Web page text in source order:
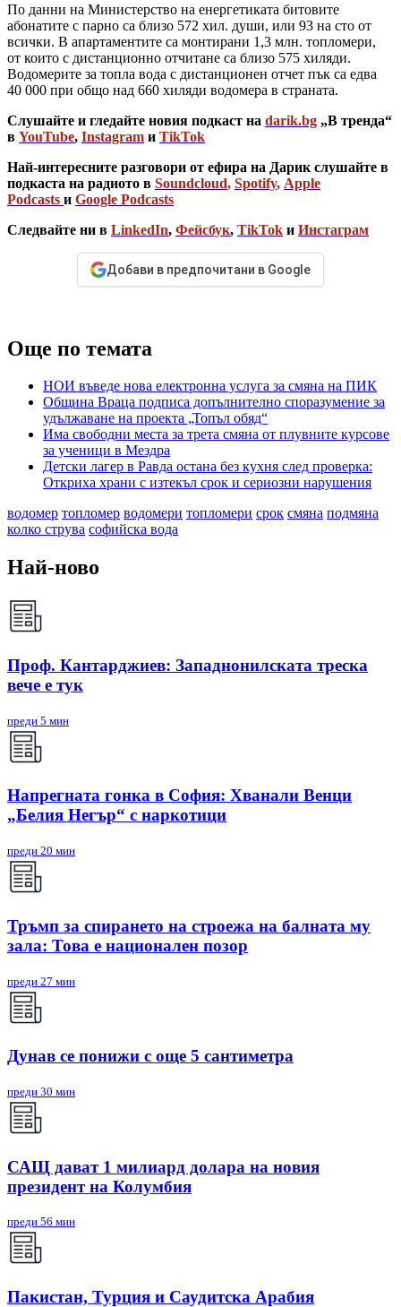
По данни на Министерство на енергетиката битовите
абонатите с парно са близо 572 хил. души, или 93 на сто от
всички. В апартаментите са монтирани 1,3 млн. топломери,
от които с дистанционно отчитане са близо 575 хиляди.
Водомерите за топла вода с дистанционен отчет пък са едва
40 000 при общо над 660 хиляди водомера в страната.
Слушайте и гледайте новия подкаст на darik.bg „В тренда“
в YouTube, Instagram и TikTok
Най-интересните разговори от ефира на Дарик слушайте в
подкаста на радиото в Soundcloud, Spotify, Apple
Podcasts и Google Podcasts
Следвайте ни в LinkedIn, Фейсбук, TikTok и Инстаграм
Добави в предпочитани в Google
Още по темата
НОИ въведе нова електронна услуга за смяна на ПИК
Община Враца подписа допълнително споразумение за
удължаване на проекта „Топъл обяд“
Има свободни места за трета смяна от плувните курсове
за ученици в Мездра
Детски лагер в Равда остана без кухня след проверка:
Откриха храни с изтекъл срок и сериозни нарушения
водомер топломер водомери топломери срок смяна подмяна
колко струва софийска вода
Най-ново
Проф. Кантарджиев: Западнонилската треска
вече е тук
преди 5 мин
Напрегната гонка в София: Хванали Венци
„Белия Негър“ с наркотици
преди 20 мин
Тръмп за спирането на строежа на балната му
зала: Това е национален позор
преди 27 мин
Дунав се понижи с още 5 сантиметра
преди 30 мин
САЩ дават 1 милиард долара на новия
президент на Колумбия
преди 56 мин
Пакистан, Турция и Саудитска Арабия